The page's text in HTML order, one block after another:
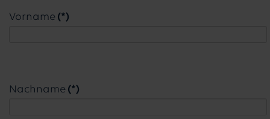
Vorname (*)
Nachname (*)